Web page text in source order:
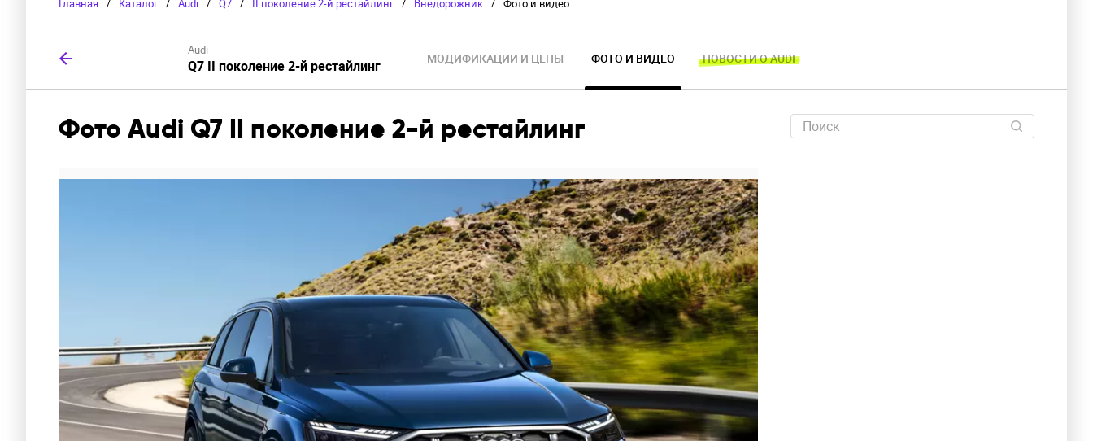
Главная / Каталог / Audi / Q7 / II поколение 2-й рестайлинг / Внедорожник / Фото и видео
Audi
Q7 II поколение 2-й рестайлинг МОДИФИКАЦИИ И ЦЕНЫ ФОТО И ВИДЕО НОВОСТИ О AUDI
Фото Audi Q7 II поколение 2-й рестайлинг